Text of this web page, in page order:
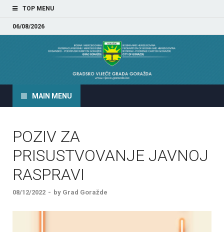
TOP MENU
06/08/2026
GRADSKO VIJEĆE GRADA
MAIN MENU
POZIV ZA
PRISUSTVOVANJE JAVNOJ
RASPRAVI
08/12/2022 - by Grad Goražde